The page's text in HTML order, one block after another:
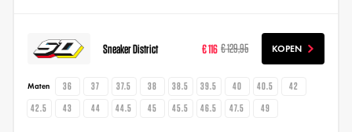
Sneaker District € 116 € 129,95 KOPEN
Maten 36 37 37.5 38 38.5 39.5 40 40.5
42
42.5
43 44 44.5 45 45.5 46.5 47.5 49